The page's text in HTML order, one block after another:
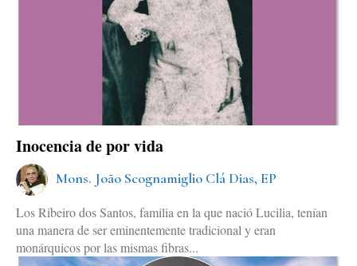
Inocencia de por vida
Mons. João Scognamiglio Clá Dias, EP
Los Ribeiro dos Santos, familia en la que nació Lucilia, tenían
una manera de ser eminentemente tradicional y eran
monárquicos por las mismas fibras...